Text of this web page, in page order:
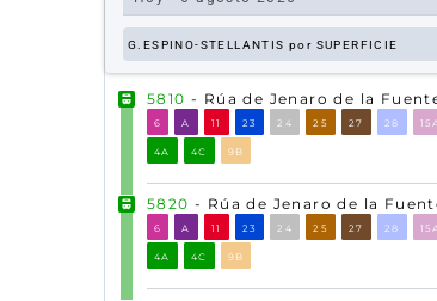
5810 - Rúa de Jenaro de la
6 A 11 23 24 25 27 28
4A 4C 9B
5820 - Rúa de Jenaro de la
6 A 11 23 24 25 27 28
4A 4C 9B